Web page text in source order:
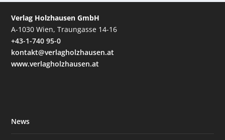
Verlag Holzhausen GmbH
A-1030 Wien, Traungasse 14-16
+43-1-740 95-0
kontakt@verlagholzhausen.at
www.verlagholzhausen.at
News